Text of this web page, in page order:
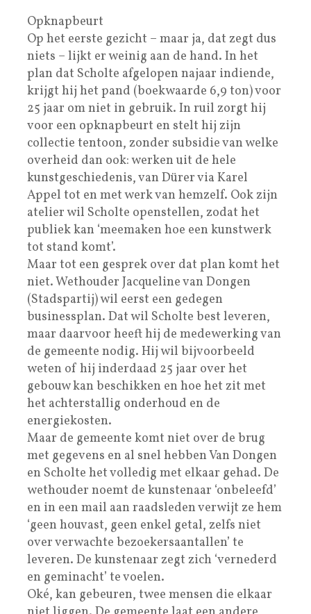
Opknapbeurt
Op het eerste gezicht – maar ja, dat zegt dus
niets –­ lijkt er weinig aan de hand. In het
plan dat Scholte afgelopen najaar indiende,
krijgt hij het pand (boekwaarde 6,9 ton) voor
25 jaar om niet in gebruik. In ruil zorgt hij
voor een opknapbeurt en stelt hij zijn
collectie tentoon, zonder subsidie van welke
overheid dan ook: werken uit de hele
kunstgeschiedenis, van Dürer via Karel
Appel tot en met werk van hemzelf. Ook zijn
atelier wil Scholte openstellen, zodat het
publiek kan ‘meemaken hoe een kunstwerk
tot stand komt’.
Maar tot een gesprek over dat plan komt het
niet. Wethouder Jacqueline van Dongen
(Stadspartij) wil eerst een gedegen
businessplan. Dat wil Scholte best leveren,
maar daarvoor heeft hij de medewerking van
de gemeente nodig. Hij wil bijvoorbeeld
weten of hij inderdaad 25 jaar over het
gebouw kan beschikken en hoe het zit met
het achterstallig onderhoud en de
energiekosten.
Maar de gemeente komt niet over de brug
met gegevens en al snel hebben Van Dongen
en Scholte het volledig met elkaar gehad. De
wethouder noemt de kunstenaar ‘onbeleefd’
en in een mail aan raadsleden verwijt ze hem
‘geen houvast, geen enkel getal, zelfs niet
over verwachte bezoekersaantallen’ te
leveren. De kunstenaar zegt zich ‘vernederd
en geminacht’ te voelen.
Oké, kan gebeuren, twee mensen die elkaar